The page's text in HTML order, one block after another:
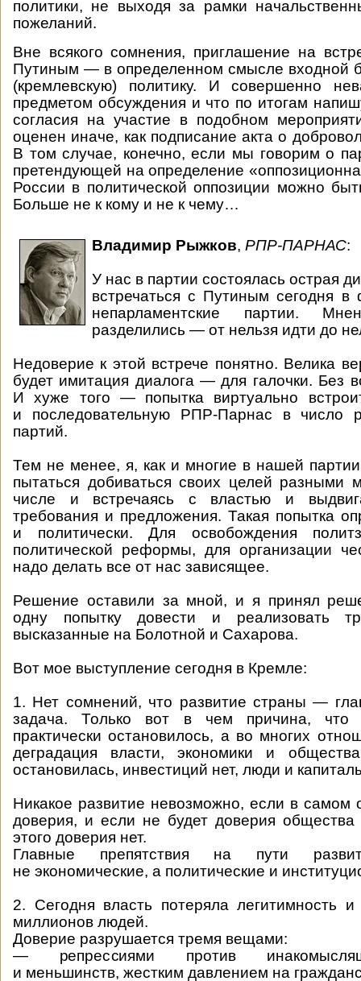
политики, не выходя за рамки
пожеланий.
Вне всякого сомнения, приглашение на
Путиным — в определенном смысле входной
(кремлевскую) политику. И совершенно
предметом обсуждения и что по итогам
согласия на участие в подобном
оценен иначе, как подписание акта о
В том случае, конечно, если мы говорим о
претендующей на определение
России в политической оппозиции можно
Больше не к кому и не к чему…
Владимир Рыжков, РПР-ПАРНАС:
У нас в партии состоялась острая
встречаться с Путиным сегодня
непарламентские партии.
разделились — от нельзя идти до
Недоверие к этой встрече понятно. Велика
будет имитация диалога — для галочки. Без
И хуже того — попытка виртуально
и последовательную РПР-Парнас в число
партий.
Тем не менее, я, как и многие в нашей
пытаться добиваться своих целей
числе и встречаясь с властью и
требования и предложения. Такая попытка
и политически. Для освобождения
политической реформы, для организации
надо делать все от нас зависящее.
Решение оставили за мной, и я принял
одну попытку довести и реализовать
высказанные на Болотной и Сахарова.
Вот мое выступление сегодня в Кремле:
1. Нет сомнений, что развитие страны —
задача. Только вот в чем причина, что
практически остановилось, а во многих
деградация власти, экономики и
остановилась, инвестиций нет, люди и
Никакое развитие невозможно, если в самом
доверия, и если не будет доверия общества
этого доверия нет.
Главные препятствия на пути
не экономические, а политические и
2. Сегодня власть потеряла легитимность
миллионов людей.
Доверие разрушается тремя вещами:
— репрессиями против
и меньшинств, жестким давлением на